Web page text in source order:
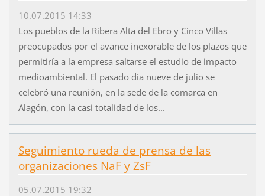
10.07.2015 14:33
Los pueblos de la Ribera Alta del Ebro y Cinco Villas
preocupados por el avance inexorable de los plazos que
permitiría a la empresa saltarse el estudio de impacto
medioambiental. El pasado día nueve de julio se
celebró una reunión, en la sede de la comarca en
Alagón, con la casi totalidad de los...
Seguimiento rueda de prensa de las
organizaciones NaF y ZsF
05.07.2015 19:32